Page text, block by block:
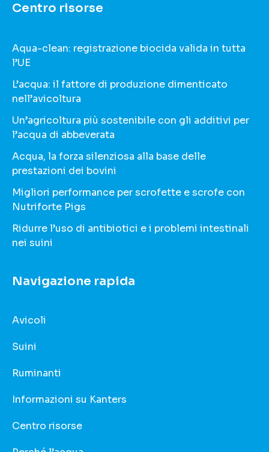
Centro risorse
Aqua-clean: registrazione biocida valida in tutta
l’UE
L’acqua: il fattore di produzione dimenticato
nell’avicoltura
Un’agricoltura più sostenibile con gli additivi per
l’acqua di abbeverata
Acqua, la forza silenziosa alla base delle
prestazioni dei bovini
Migliori performance per scrofette e scrofe con
Nutriforte Pigs
Ridurre l’uso di antibiotici e i problemi intestinali
nei suini
Navigazione rapida
Avicoli
Suini
Ruminanti
Informazioni su Kanters
Centro risorse